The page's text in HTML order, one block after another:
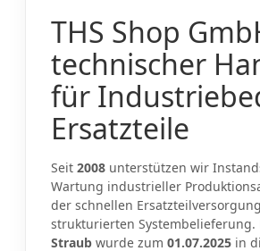
THS Shop
technischer
für
Ersatzteile
Seit 2008 unterstützen wir
Wartung industrieller
der schnellen
strukturierten Systembelieferung.
Straub wurde zum 01.07.2025 in